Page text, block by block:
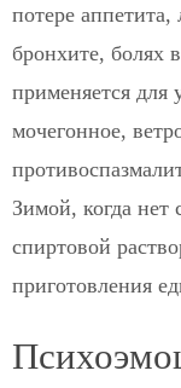
потере аппетита,
бронхите, болях
применяется для
мочегонное,
Зимой, когда нет
спиртовой
приготовления